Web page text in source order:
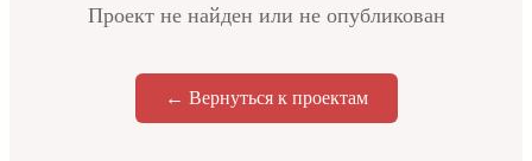
Проект не найден или не опубликован
← Вернуться к проектам